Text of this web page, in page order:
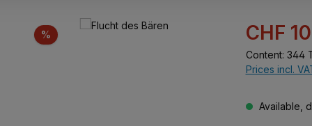
% Discount
Sale price:
CHF
Content: 344
Prices incl.
Available,